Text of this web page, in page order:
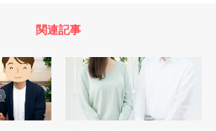
関連記事